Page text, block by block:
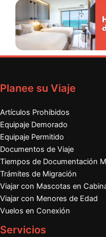
Planee su Viaje
Artículos Prohibidos
Equipaje Demorado
Equipaje Permitido
Documentos de Viaje
Tiempos de Documentación
Trámites de Migración
Viajar con Mascotas en
Viajar con Menores de Edad
Vuelos en Conexión
Servicios